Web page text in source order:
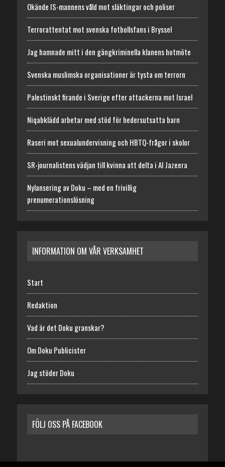
Okände IS-mannens våld mot släktingar och poliser
Terrorattentat mot svenska fotbollsfans i Bryssel
Jag hamnade mitt i den gängkriminella klanens hotmöte
Svenska muslimska organisationer är tysta om terrorn
Palestinskt firande i Sverige efter attackerna mot Israel
Niqabklädd arbetar med stöd för hedersutsatta barn
Raseri mot sexualundervisning och HBTQ-frågor i skolor
SR-journalistens vädjan till kvinna att delta i Al Jazeera
Nylansering av Doku – med en frivillig
prenumerationslösning
INFORMATION OM VÅR VERKSAMHET
Start
Redaktion
Vad är det Doku granskar?
Om Doku Publicister
Jag stöder Doku
FÖLJ OSS PÅ FACEBOOK